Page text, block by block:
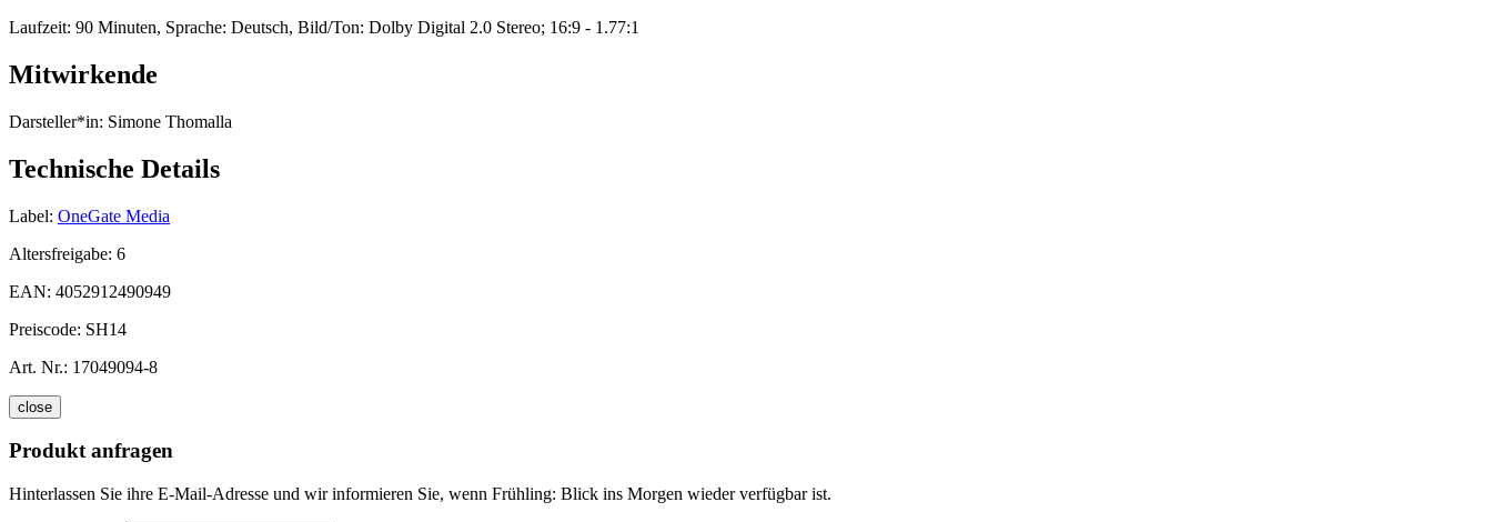
Laufzeit: 90 Minuten, Sprache: Deutsch, Bild/Ton: Dolby Digital 2.0 Stereo; 16:9 - 1.77:1
Mitwirkende
Darsteller*in: Simone Thomalla
Technische Details
Label: OneGate Media
Altersfreigabe: 6
EAN: 4052912490949
Preiscode: SH14
Art. Nr.: 17049094-8
close
Produkt anfragen
Hinterlassen Sie ihre E-Mail-Adresse und wir informieren Sie, wenn Frühling: Blick ins Morgen wieder verfügbar ist.